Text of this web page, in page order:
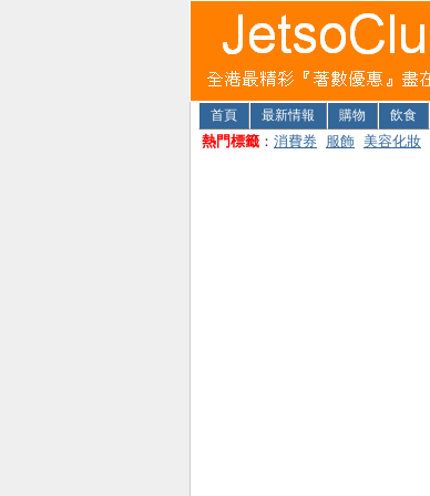
首頁 最新情報 購物 飲食
熱門標籤 ： 消費券 服飾 美容化妝